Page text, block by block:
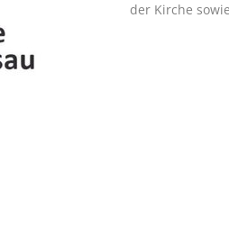
der Kirche